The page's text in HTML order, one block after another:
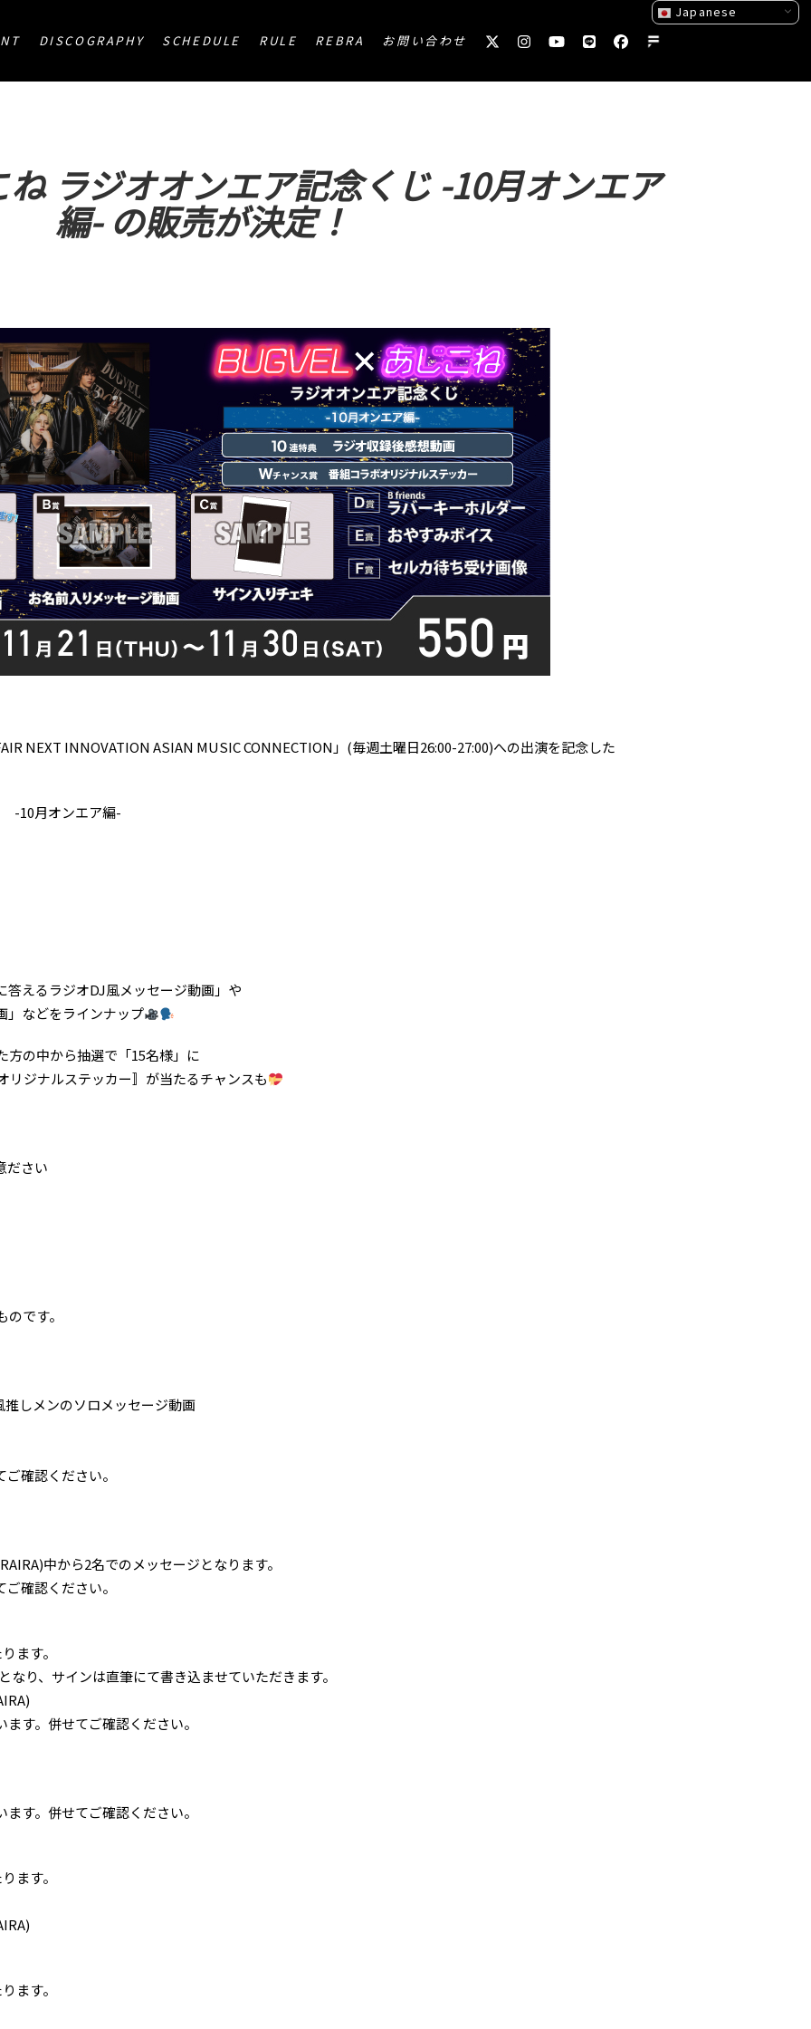
DISCOGRAPHY SCHEDULE RULE REBRA お問い合わせ
ラジオオンエア記念くじ -10月オンエア
編- の販売が決定！
NEXT INNOVATION ASIAN MUSIC CONNECTION」(毎週土曜日26:00-27:00)への出演を記念した
-10月オンエア編-
えるラジオDJ風メッセージ動画」や
」などをラインナップ
方の中から抽選で「15名様」に
ジナルステッカー〛が当たるチャンスも
ださい
です。
しメンのソロメッセージ動画
確認ください。
中から2名でのメッセージとなります。
確認ください。
ます。
り、サインは直筆にて書き込ませていただきます。
す。併せてご確認ください。
す。併せてご確認ください。
ます。
ます。
Japanese